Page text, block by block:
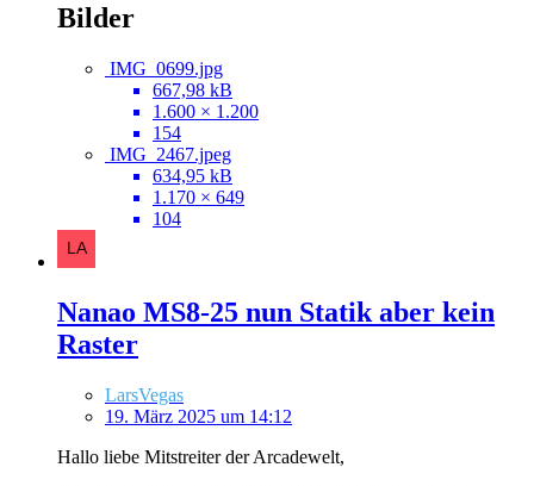
Bilder
IMG_0699.jpg
667,98 kB
1.600 × 1.200
154
IMG_2467.jpeg
634,95 kB
1.170 × 649
104
Nanao MS8-25 nun Statik aber kein
Raster
LarsVegas
19. März 2025 um 14:12
Hallo liebe Mitstreiter der Arcadewelt,